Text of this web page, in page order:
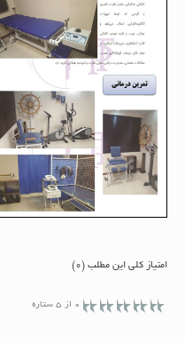
امتیاز کلی این مطلب (0)
0 از 5 ستاره